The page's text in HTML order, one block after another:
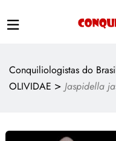
Conquiliologistas do
OLIVIDAE > Jaspidella